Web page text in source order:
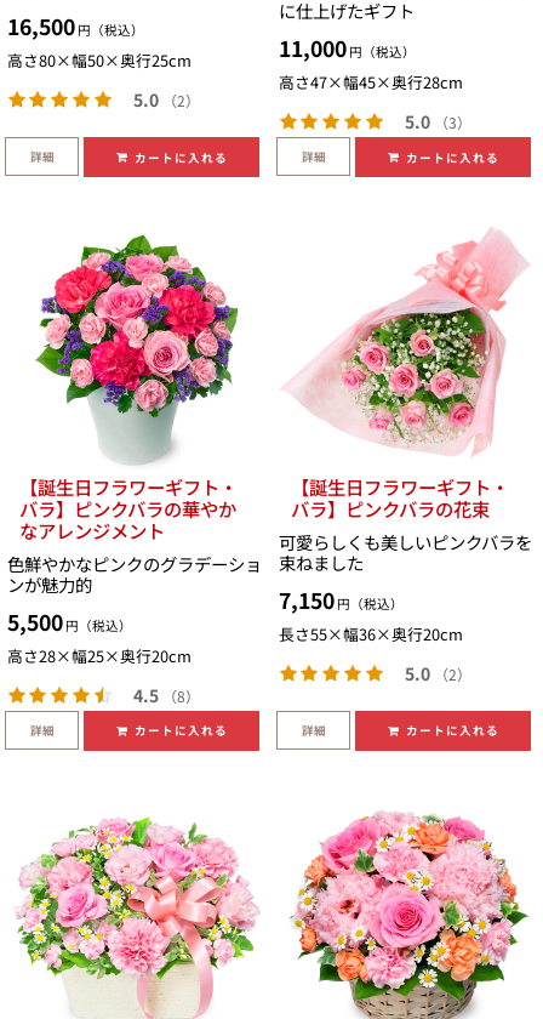
16,500 円（税込）
高さ80×幅50×奥行25cm
5.0 （2）
詳細 カートに入れる
に仕上げたギフト
11,000 円（税込）
高さ47×幅45×奥行28cm
5.0 （3）
詳細 カートに入れる
【誕生日フラワーギフト・
バラ】ピンクバラの華やか
なアレンジメント
色鮮やかなピンクのグラデーショ
ンが魅力的
5,500 円（税込）
高さ28×幅25×奥行20cm
4.5 （8）
詳細 カートに入れる
【誕生日フラワーギフト・
バラ】ピンクバラの花束
可愛らしくも美しいピンクバラを
束ねました
7,150 円（税込）
長さ55×幅36×奥行20cm
5.0 （2）
詳細 カートに入れる